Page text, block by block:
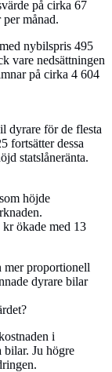
på cirka 67
månad.
nybilspris 495
vare nedsättningen
på cirka 4 604
dyrare för de flesta
fortsätter dessa
statslåneränta.
höjde
ökade med 13
mer proportionell
dyrare bilar
i
Ju högre